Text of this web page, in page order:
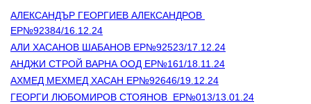
АЛЕКСАНДЪР ГЕОРГИЕВ АЛЕКСАНДРОВ
ЕР№92384/16.12.24
АЛИ ХАСАНОВ ШАБАНОВ ЕР№92523/17.12.24
АНДЖИ СТРОЙ ВАРНА ООД ЕР№161/18.11.24
АХМЕД МЕХМЕД ХАСАН ЕР№92646/19.12.24
ГЕОРГИ ЛЮБОМИРОВ СТОЯНОВ  ЕР№013/13.01.24